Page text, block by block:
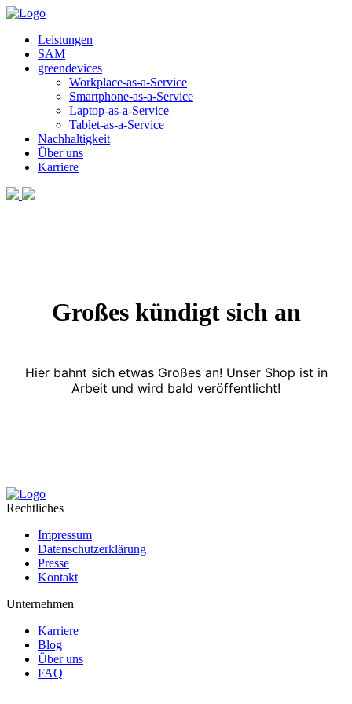
Leistungen
SAM
greendevices
Workplace-as-a-Service
Smartphone-as-a-Service
Laptop-as-a-Service
Tablet-as-a-Service
Nachhaltigkeit
Über uns
Karriere
Großes kündigt sich an
Hier bahnt sich etwas Großes an! Unser Shop ist in
Arbeit und wird bald veröffentlicht!
Rechtliches
Impressum
Datenschutzerklärung
Presse
Kontakt
Unternehmen
Karriere
Blog
Über uns
FAQ